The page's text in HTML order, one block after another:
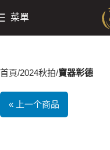
菜單
首頁 2024秋拍 寶器彰德
« 上一个商品